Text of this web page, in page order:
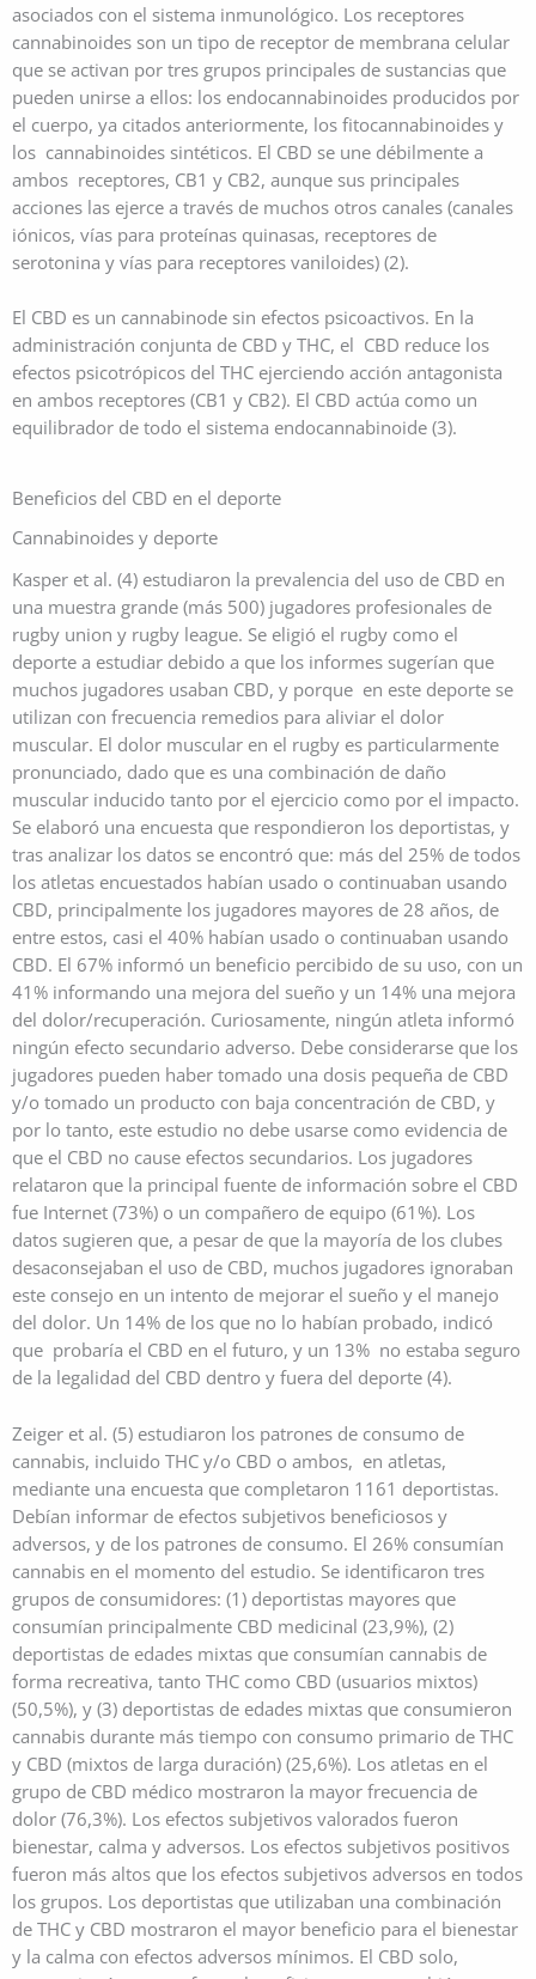
asociados con el sistema inmunológico. Los receptores
cannabinoides son un tipo de receptor de membrana celular
que se activan por tres grupos principales de sustancias que
pueden unirse a ellos: los endocannabinoides producidos por
el cuerpo, ya citados anteriormente, los fitocannabinoides y
los cannabinoides sintéticos. El CBD se une débilmente a
ambos receptores, CB1 y CB2, aunque sus principales
acciones las ejerce a través de muchos otros canales (canales
iónicos, vías para proteínas quinasas, receptores de
serotonina y vías para receptores vaniloides) (2).
El CBD es un cannabinode sin efectos psicoactivos. En la
administración conjunta de CBD y THC, el CBD reduce los
efectos psicotrópicos del THC ejerciendo acción antagonista
en ambos receptores (CB1 y CB2). El CBD actúa como un
equilibrador de todo el sistema endocannabinoide (3).
Beneficios del CBD en el deporte
Cannabinoides y deporte
Kasper et al. (4) estudiaron la prevalencia del uso de CBD en
una muestra grande (más 500) jugadores profesionales de
rugby union y rugby league. Se eligió el rugby como el
deporte a estudiar debido a que los informes sugerían que
muchos jugadores usaban CBD, y porque en este deporte se
utilizan con frecuencia remedios para aliviar el dolor
muscular. El dolor muscular en el rugby es particularmente
pronunciado, dado que es una combinación de daño
muscular inducido tanto por el ejercicio como por el impacto.
Se elaboró una encuesta que respondieron los deportistas, y
tras analizar los datos se encontró que: más del 25% de todos
los atletas encuestados habían usado o continuaban usando
CBD, principalmente los jugadores mayores de 28 años, de
entre estos, casi el 40% habían usado o continuaban usando
CBD. El 67% informó un beneficio percibido de su uso, con un
41% informando una mejora del sueño y un 14% una mejora
del dolor/recuperación. Curiosamente, ningún atleta informó
ningún efecto secundario adverso. Debe considerarse que los
jugadores pueden haber tomado una dosis pequeña de CBD
y/o tomado un producto con baja concentración de CBD, y
por lo tanto, este estudio no debe usarse como evidencia de
que el CBD no cause efectos secundarios. Los jugadores
relataron que la principal fuente de información sobre el CBD
fue Internet (73%) o un compañero de equipo (61%). Los
datos sugieren que, a pesar de que la mayoría de los clubes
desaconsejaban el uso de CBD, muchos jugadores ignoraban
este consejo en un intento de mejorar el sueño y el manejo
del dolor. Un 14% de los que no lo habían probado, indicó
que probaría el CBD en el futuro, y un 13% no estaba seguro
de la legalidad del CBD dentro y fuera del deporte (4).
Zeiger et al. (5) estudiaron los patrones de consumo de
cannabis, incluido THC y/o CBD o ambos, en atletas,
mediante una encuesta que completaron 1161 deportistas.
Debían informar de efectos subjetivos beneficiosos y
adversos, y de los patrones de consumo. El 26% consumían
cannabis en el momento del estudio. Se identificaron tres
grupos de consumidores: (1) deportistas mayores que
consumían principalmente CBD medicinal (23,9%), (2)
deportistas de edades mixtas que consumían cannabis de
forma recreativa, tanto THC como CBD (usuarios mixtos)
(50,5%), y (3) deportistas de edades mixtas que consumieron
cannabis durante más tiempo con consumo primario de THC
y CBD (mixtos de larga duración) (25,6%). Los atletas en el
grupo de CBD médico mostraron la mayor frecuencia de
dolor (76,3%). Los efectos subjetivos valorados fueron
bienestar, calma y adversos. Los efectos subjetivos positivos
fueron más altos que los efectos subjetivos adversos en todos
los grupos. Los deportistas que utilizaban una combinación
de THC y CBD mostraron el mayor beneficio para el bienestar
y la calma con efectos adversos mínimos. El CBD solo,